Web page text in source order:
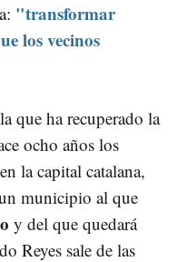
"transformar
los vecinos
que ha recuperado la
ocho años los
la capital catalana,
municipio al que
y del que quedará
Reyes sale de las